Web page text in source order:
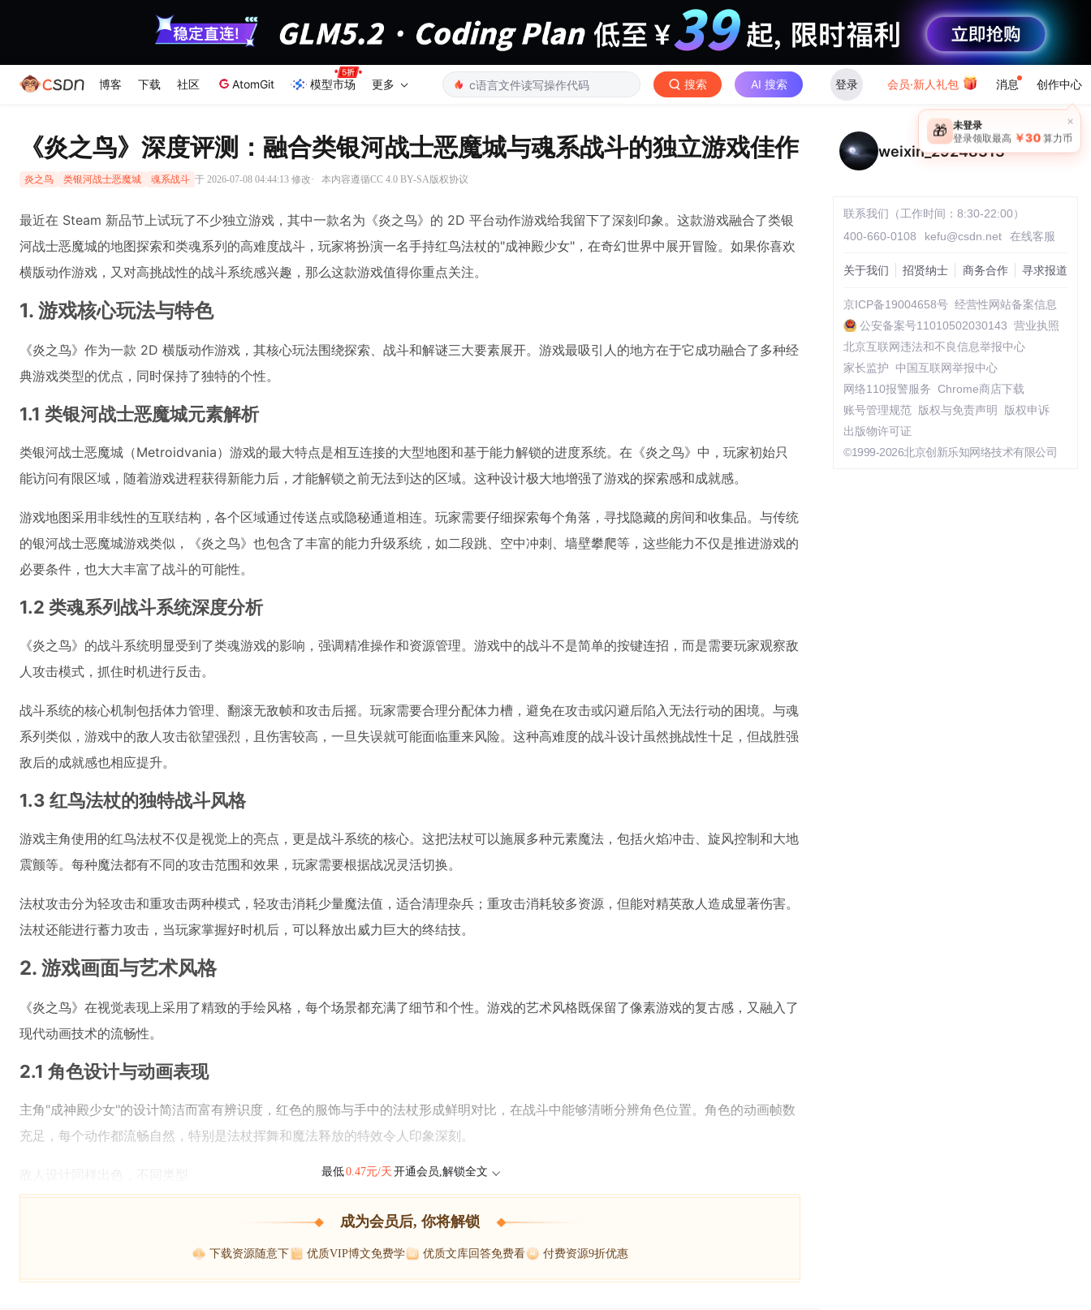
博客 下载 社区 AtomGit 模型市场 更多 搜索 AI 搜索 登录 会员·新人礼包 消息 创作中心
×
🎁 未登录
登录领取最高 ￥30 算力币
《炎之鸟》深度评测：融合类银河战士恶魔城与魂系战斗的独立游戏佳作
炎之鸟 类银河战士恶魔城 魂系战斗 于 2026-07-08 04:44:13 修改· 本内容遵循CC 4.0 BY-SA版权协议
最近在 Steam 新品节上试玩了不少独立游戏，其中一款名为《炎之鸟》的 2D 平台动作游戏给我留下了深刻印象。这款游戏融合了类银
河战士恶魔城的地图探索和类魂系列的高难度战斗，玩家将扮演一名手持红鸟法杖的"成神殿少女"，在奇幻世界中展开冒险。如果你喜欢
横版动作游戏，又对高挑战性的战斗系统感兴趣，那么这款游戏值得你重点关注。
1. 游戏核心玩法与特色
《炎之鸟》作为一款 2D 横版动作游戏，其核心玩法围绕探索、战斗和解谜三大要素展开。游戏最吸引人的地方在于它成功融合了多种经
典游戏类型的优点，同时保持了独特的个性。
1.1 类银河战士恶魔城元素解析
类银河战士恶魔城（Metroidvania）游戏的最大特点是相互连接的大型地图和基于能力解锁的进度系统。在《炎之鸟》中，玩家初始只
能访问有限区域，随着游戏进程获得新能力后，才能解锁之前无法到达的区域。这种设计极大地增强了游戏的探索感和成就感。
游戏地图采用非线性的互联结构，各个区域通过传送点或隐秘通道相连。玩家需要仔细探索每个角落，寻找隐藏的房间和收集品。与传统
的银河战士恶魔城游戏类似，《炎之鸟》也包含了丰富的能力升级系统，如二段跳、空中冲刺、墙壁攀爬等，这些能力不仅是推进游戏的
必要条件，也大大丰富了战斗的可能性。
1.2 类魂系列战斗系统深度分析
《炎之鸟》的战斗系统明显受到了类魂游戏的影响，强调精准操作和资源管理。游戏中的战斗不是简单的按键连招，而是需要玩家观察敌
人攻击模式，抓住时机进行反击。
战斗系统的核心机制包括体力管理、翻滚无敌帧和攻击后摇。玩家需要合理分配体力槽，避免在攻击或闪避后陷入无法行动的困境。与魂
系列类似，游戏中的敌人攻击欲望强烈，且伤害较高，一旦失误就可能面临重来风险。这种高难度的战斗设计虽然挑战性十足，但战胜强
敌后的成就感也相应提升。
1.3 红鸟法杖的独特战斗风格
游戏主角使用的红鸟法杖不仅是视觉上的亮点，更是战斗系统的核心。这把法杖可以施展多种元素魔法，包括火焰冲击、旋风控制和大地
震颤等。每种魔法都有不同的攻击范围和效果，玩家需要根据战况灵活切换。
法杖攻击分为轻攻击和重攻击两种模式，轻攻击消耗少量魔法值，适合清理杂兵；重攻击消耗较多资源，但能对精英敌人造成显著伤害。
法杖还能进行蓄力攻击，当玩家掌握好时机后，可以释放出威力巨大的终结技。
2. 游戏画面与艺术风格
《炎之鸟》在视觉表现上采用了精致的手绘风格，每个场景都充满了细节和个性。游戏的艺术风格既保留了像素游戏的复古感，又融入了
现代动画技术的流畅性。
2.1 角色设计与动画表现
主角"成神殿少女"的设计简洁而富有辨识度，红色的服饰与手中的法杖形成鲜明对比，在战斗中能够清晰分辨角色位置。角色的动画帧数
充足，每个动作都流畅自然，特别是法杖挥舞和魔法释放的特效令人印象深刻。
最低0.47元/天 开通会员,解锁全文
成为会员后, 你将解锁
下载资源随意下 优质VIP博文免费学 优质文库回答免费看 付费资源9折优惠
weixin_29248313
联系我们（工作时间：8:30-22:00）
400-660-0108
kefu@csdn.net 在线客服
关于我们 招贤纳士 商务合作 寻求报道
京ICP备19004658号 经营性网站备案信息
公安备案号11010502030143 营业执照
北京互联网违法和不良信息举报中心
家长监护
中国互联网举报中心
网络110报警服务 Chrome商店下载
账号管理规范
版权与免责声明
版权申诉
出版物许可证
©1999-2026北京创新乐知网络技术有限公司